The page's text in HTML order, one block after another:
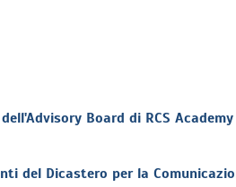
Board di RCS
del Dicastero per la